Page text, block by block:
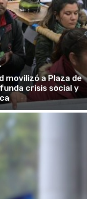
movilizó a Plaza de
crisis social y